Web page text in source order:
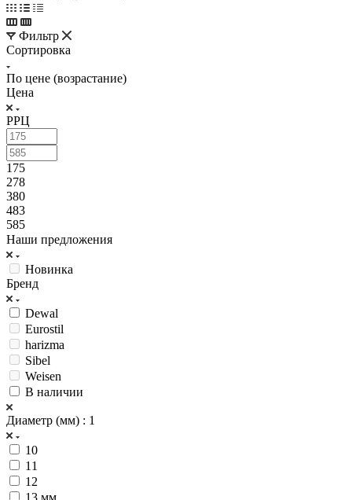
Фильтр
Сортировка
По цене (возрастание)
Цена
РРЦ
175
278
380
483
585
Наши предложения
Новинка
Бренд
Dewal
Eurostil
harizma
Sibel
Weisen
В наличии
Диаметр (мм) : 1
10
11
12
13 мм